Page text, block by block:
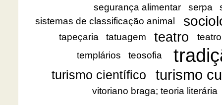
segurança alimentar serpa
sistemas de classificação animal
tapeçaria tatuagem teatro
templários
teosofia
turismo científico turismo
vitoriano braga; teoria literária